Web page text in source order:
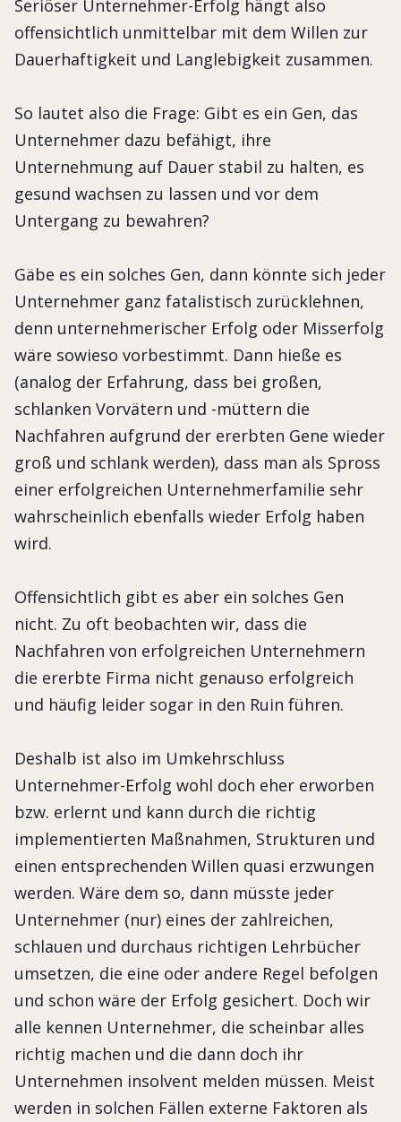
Seriöser Unternehmer-Erfolg hängt also
offensichtlich unmittelbar mit dem Willen zur
Dauerhaftigkeit und Langlebigkeit zusammen.
So lautet also die Frage: Gibt es ein Gen, das
Unternehmer dazu befähigt, ihre
Unternehmung auf Dauer stabil zu halten, es
gesund wachsen zu lassen und vor dem
Untergang zu bewahren?
Gäbe es ein solches Gen, dann könnte sich jeder
Unternehmer ganz fatalistisch zurücklehnen,
denn unternehmerischer Erfolg oder Misserfolg
wäre sowieso vorbestimmt. Dann hieße es
(analog der Erfahrung, dass bei großen,
schlanken Vorvätern und -müttern die
Nachfahren aufgrund der ererbten Gene wieder
groß und schlank werden), dass man als Spross
einer erfolgreichen Unternehmerfamilie sehr
wahrscheinlich ebenfalls wieder Erfolg haben
wird.
Offensichtlich gibt es aber ein solches Gen
nicht. Zu oft beobachten wir, dass die
Nachfahren von erfolgreichen Unternehmern
die ererbte Firma nicht genauso erfolgreich
und häufig leider sogar in den Ruin führen.
Deshalb ist also im Umkehrschluss
Unternehmer-Erfolg wohl doch eher erworben
bzw. erlernt und kann durch die richtig
implementierten Maßnahmen, Strukturen und
einen entsprechenden Willen quasi erzwungen
werden. Wäre dem so, dann müsste jeder
Unternehmer (nur) eines der zahlreichen,
schlauen und durchaus richtigen Lehrbücher
umsetzen, die eine oder andere Regel befolgen
und schon wäre der Erfolg gesichert. Doch wir
alle kennen Unternehmer, die scheinbar alles
richtig machen und die dann doch ihr
Unternehmen insolvent melden müssen. Meist
werden in solchen Fällen externe Faktoren als